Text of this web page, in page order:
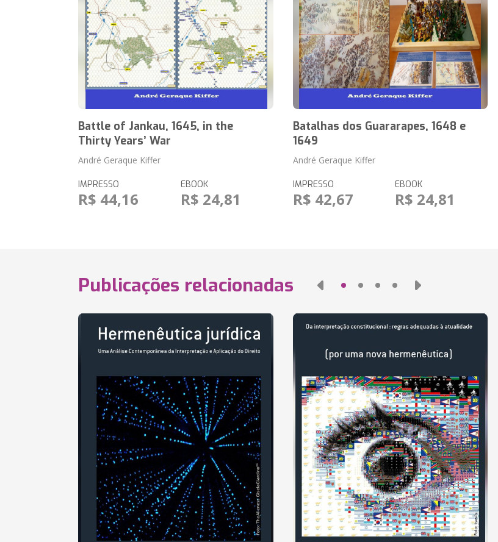
Battle of Jankau, 1645, in the
Thirty Years’ War
André Geraque Kiffer
IMPRESSO
R$ 44,16
EBOOK
R$ 24,81
Batalhas dos Guararapes, 1648 e
1649
André Geraque Kiffer
IMPRESSO
R$ 42,67
EBOOK
R$ 24,81
Publicações relacionadas